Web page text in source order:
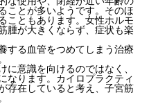
ことが多いようです。そのほ
こともあります。女性ホルモ
腫が大きくならず、症状も楽
する血管をつめてしまう治療
意識を向けるのではなく、
なります。カイロプラクティ
存在していると考え、子宮筋